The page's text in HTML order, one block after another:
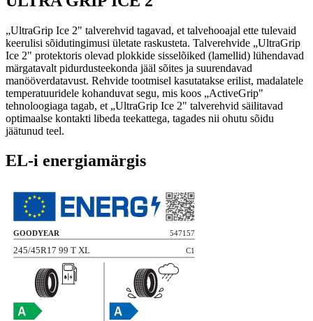
„UltraGrip Ice 2" talverehvid tagavad, et talvehooajal ette tulevaid
keerulisi sõidutingimusi ületate raskusteta. Talverehvide „UltraGrip
Ice 2" protektoris olevad plokkide sisselõiked (lamellid) lühendavad
märgatavalt pidurdusteekonda jääl sõites ja suurendavad
manööverdatavust. Rehvide tootmisel kasutatakse erilist, madalatele
temperatuuridele kohanduvat segu, mis koos „ActiveGrip"
tehnoloogiaga tagab, et „UltraGrip Ice 2" talverehvid säilitavad
optimaalse kontakti libeda teekattega, tagades nii ohutu sõidu
jäätunud teel.
EL-i energiamärgis